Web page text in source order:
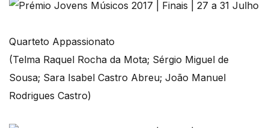
Quarteto Appassionato
(Telma Raquel Rocha da Mota; Sérgio Miguel de
Sousa; Sara Isabel Castro Abreu; João Manuel
Rodrigues Castro)